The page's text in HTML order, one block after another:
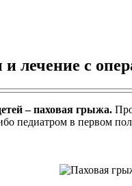
лечение с
– паховая грыжа.
педиатром в первом